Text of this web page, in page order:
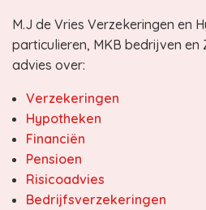
M.J de Vries Verzekeringen en
particulieren, MKB bedrijven
advies over:
Verzekeringen
Hypotheken
Financiën
Pensioen
Risicoadvies
Bedrijfsverzekeringen